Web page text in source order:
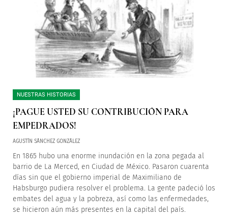
NUESTRAS HISTORIAS
¡PAGUE USTED SU CONTRIBUCIÓN PARA
EMPEDRADOS!
AGUSTÍN SÁNCHEZ GONZÁLEZ
En 1865 hubo una enorme inundación en la zona pegada al
barrio de La Merced, en Ciudad de México. Pasaron cuarenta
días sin que el gobierno imperial de Maximiliano de
Habsburgo pudiera resolver el problema. La gente padeció los
embates del agua y la pobreza, así como las enfermedades,
se hicieron aún más presentes en la capital del país.